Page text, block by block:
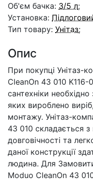
Об'єм бачка: 3/5 л;
Установка:
Тип товару: Унітаз;
Опис
При покупці Унітаз-
CleanOn 43 010
сантехніки
яких вироблено
монтажу. Унітаз-
43 010 складається
довговічності та
даної конструкції
людина. Для
Moduo CleanOn 43